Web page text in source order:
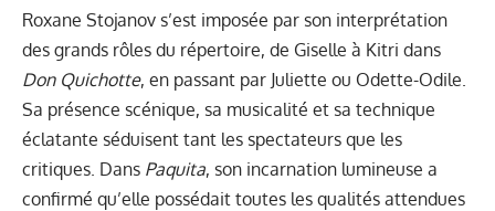
Roxane Stojanov s’est imposée par son interprétation
des grands rôles du répertoire, de Giselle à Kitri dans
Don Quichotte, en passant par Juliette ou Odette-Odile.
Sa présence scénique, sa musicalité et sa technique
éclatante séduisent tant les spectateurs que les
critiques. Dans Paquita, son incarnation lumineuse a
confirmé qu’elle possédait toutes les qualités attendues